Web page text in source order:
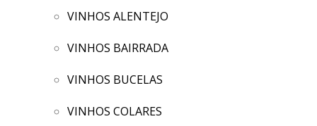
VINHOS ALENTEJO
VINHOS BAIRRADA
VINHOS BUCELAS
VINHOS COLARES